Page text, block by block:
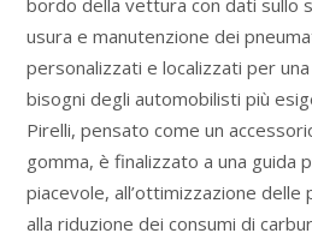
bordo della vettura con dati sullo
usura e manutenzione dei
personalizzati e localizzati per
bisogni degli automobilisti più
Pirelli, pensato come un
gomma, è finalizzato a una guida
piacevole, all’ottimizzazione
alla riduzione dei consumi di